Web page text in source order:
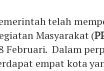
telah
Masyarakat (
Februari. Dalam
empat kota